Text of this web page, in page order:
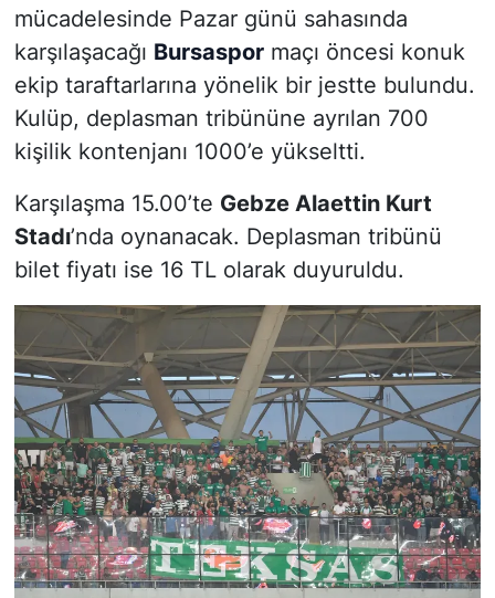
mücadelesinde Pazar günü sahasında
karşılaşacağı Bursaspormaçı öncesi konuk
ekip taraftarlarına yönelik bir jestte bulundu.
Kulüp, deplasman tribününe ayrılan 700
kişilik kontenjanı 1000’e yükseltti.
Karşılaşma 15.00’te Gebze Alaettin Kurt
Stadı’nda oynanacak. Deplasman tribünü
bilet fiyatı ise 16 TL olarak duyuruldu.